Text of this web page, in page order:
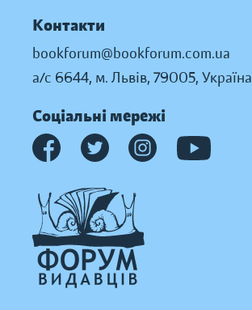
Контакти
bookforum@bookforum.com.ua
а/с 6644, м. Львів, 79005, Україна
Соціальні мережі